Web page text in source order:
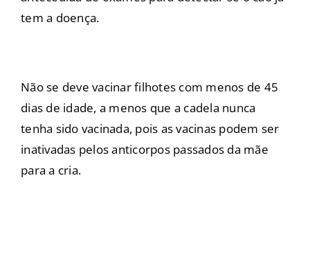
tem a doença.
Não se deve vacinar filhotes com menos de 45
dias de idade, a menos que a cadela nunca
tenha sido vacinada, pois as vacinas podem ser
inativadas pelos anticorpos passados da mãe
para a cria.